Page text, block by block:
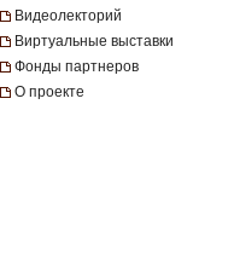
Видеолекторий
Виртуальные выставки
Фонды партнеров
О проекте